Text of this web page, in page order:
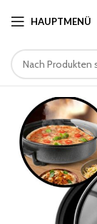
HAUPTMENÜ